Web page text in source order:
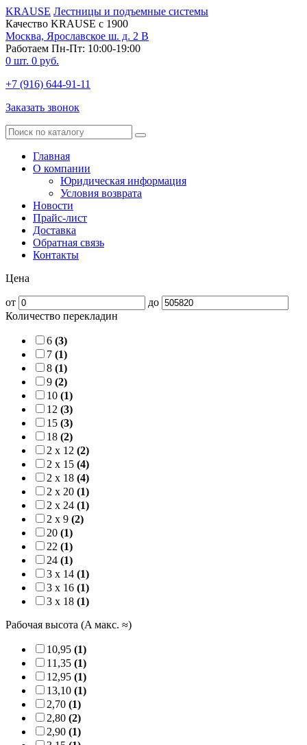
KRAUSE Лестницы и подъемные системы
Качество KRAUSE с 1900
Москва, Ярославское ш. д. 2 В
Работаем Пн-Пт: 10:00-19:00
0 шт. 0 руб.
+7 (916) 644-91-11
Заказать звонок
Главная
О компании
Юридическая информация
Условия возврата
Новости
Прайс-лист
Доставка
Обратная связь
Контакты
Цена
от
до
Количество перекладин
6 (3)
7 (1)
8 (1)
9 (2)
10 (1)
12 (3)
15 (3)
18 (2)
2 x 12 (2)
2 x 15 (4)
2 x 18 (4)
2 x 20 (1)
2 x 24 (1)
2 x 9 (2)
20 (1)
22 (1)
24 (1)
3 x 14 (1)
3 x 16 (1)
3 x 18 (1)
Рабочая высота (A макс. ≈)
10,95 (1)
11,35 (1)
12,95 (1)
13,10 (1)
2,70 (1)
2,80 (2)
2,90 (1)